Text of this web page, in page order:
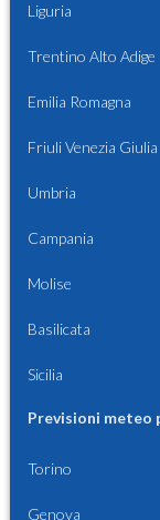
Liguria
Trentino Alto Adige
Emilia Romagna
Friuli Venezia Giulia
Umbria
Campania
Molise
Basilicata
Sicilia
Previsioni meteo
Torino
Genova